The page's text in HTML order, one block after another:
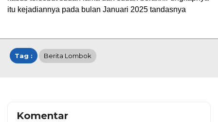
itu kejadiannya pada bulan Januari 2025 tandasnya
Tag : Berita Lombok
Komentar